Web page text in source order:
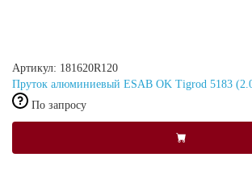
Артикул: 181620R120
Пруток алюминиевый ESAB OK Tigrod 5183
По запросу